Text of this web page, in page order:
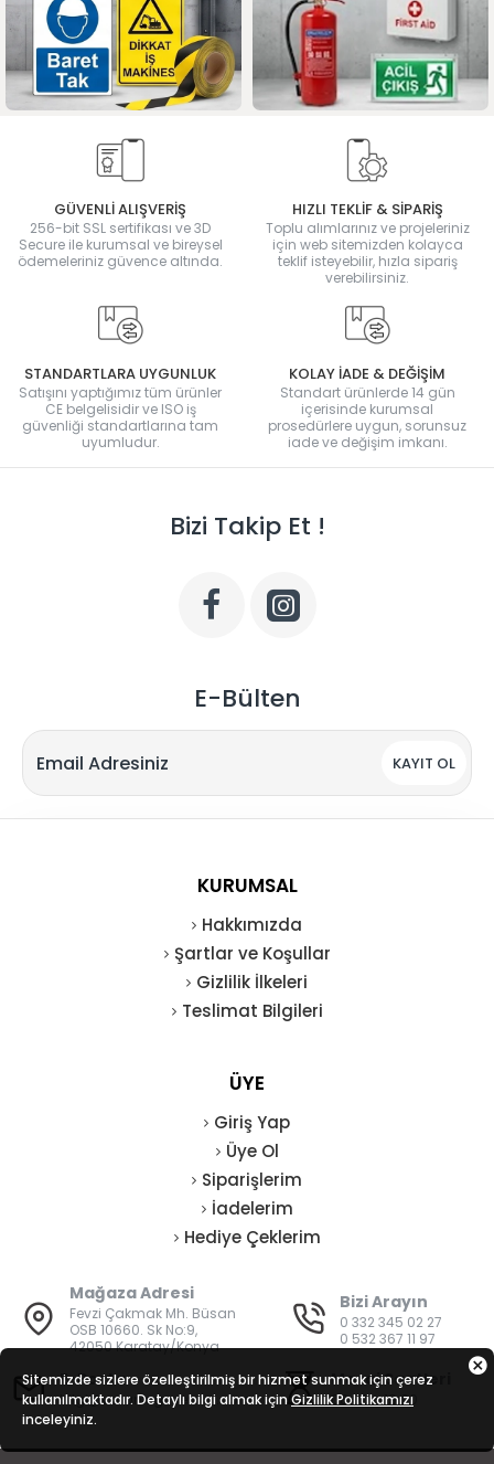
GÜVENLİ ALIŞVERİŞ
256-bit SSL sertifikası ve 3D
Secure ile kurumsal ve bireysel
ödemeleriniz güvence altında.
HIZLI TEKLİF & SİPARİŞ
Toplu alımlarınız ve projeleriniz
için web sitemizden kolayca
teklif isteyebilir, hızla sipariş
verebilirsiniz.
STANDARTLARA UYGUNLUK
Satışını yaptığımız tüm ürünler
CE belgelisidir ve ISO iş
güvenliği standartlarına tam
uyumludur.
KOLAY İADE & DEĞİŞİM
Standart ürünlerde 14 gün
içerisinde kurumsal
prosedürlere uygun, sorunsuz
iade ve değişim imkanı.
Bizi Takip Et !
E-Bülten
KAYIT OL
KURUMSAL
Hakkımızda
Şartlar ve Koşullar
Gizlilik İlkeleri
Teslimat Bilgileri
ÜYE
Giriş Yap
Üye Ol
Siparişlerim
İadelerim
Hediye Çeklerim
Mağaza Adresi
Fevzi Çakmak Mh. Büsan
OSB 10660. Sk No:9,
42050 Karatay/Konya
Bizi Arayın
0 332 345 02 27
0 532 367 11 97
E-Posta
bilgi@vatanisguvenligi.com
Mesai Saatleri
08:00 - 19:00
Sitemizde sizlere özelleştirilmiş bir hizmet sunmak için çerez
kullanılmaktadır. Detaylı bilgi almak için Gizlilik Politikamızı
inceleyiniz.